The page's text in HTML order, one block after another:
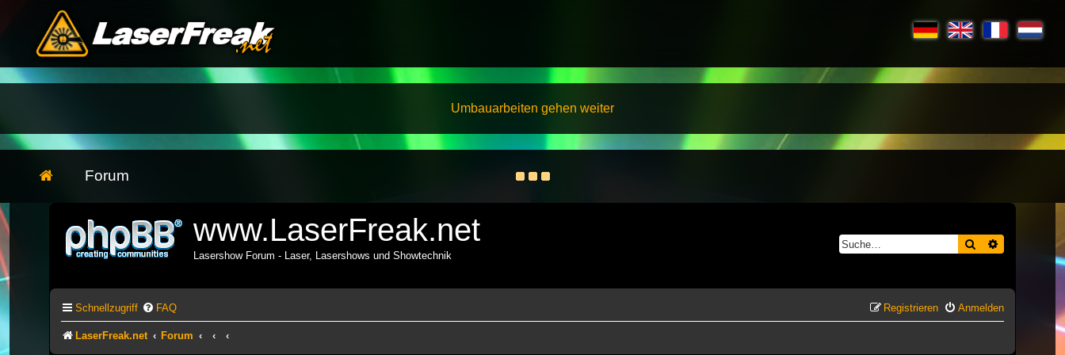
Umbauarbeiten gehen weiter
Forum
www.LaserFreak.net
Lasershow Forum - Laser, Lasershows und Showtechnik
Suche Erweiterte
Schnellzugriff FAQ Anmelden
Registrieren
LaserFreak.net Forum